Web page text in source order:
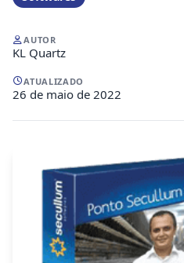
AUTOR
KL Quartz
ATUALIZADO
26 de maio de 2022